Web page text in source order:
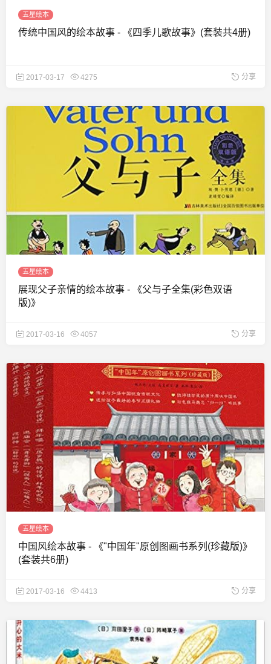
五星绘本
传统中国风的绘本故事 - 《四季儿歌故事》(套装共4册)
2017-03-17 4275 分享
五星绘本
展现父子亲情的绘本故事 - 《父与子全集(彩色双语
版)》
2017-03-16 4057 分享
五星绘本
中国风绘本故事 - 《"中国年"原创图画书系列(珍藏版)》
(套装共6册)
2017-03-16 4413 分享